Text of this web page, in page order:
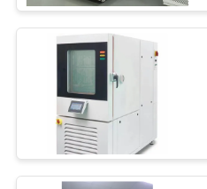
SITEMAP
PRIVACY
POLICY